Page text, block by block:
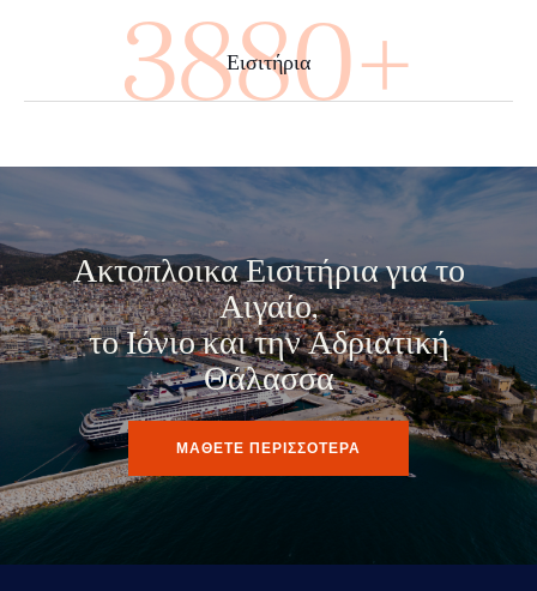
4000+
Εισιτήρια
Ακτοπλοικα Εισιτήρια για το
Αιγαίο,
το Ιόνιο και την Αδριατική
Θάλασσα
ΜΑΘΕΤΕ ΠΕΡΙΣΣΟΤΕΡΑ